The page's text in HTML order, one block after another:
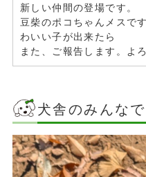
新しい仲間の登場です。
豆柴のポコちゃんメスで
わいい子が出来たら
また、ご報告します。よ
犬舎のみんなで